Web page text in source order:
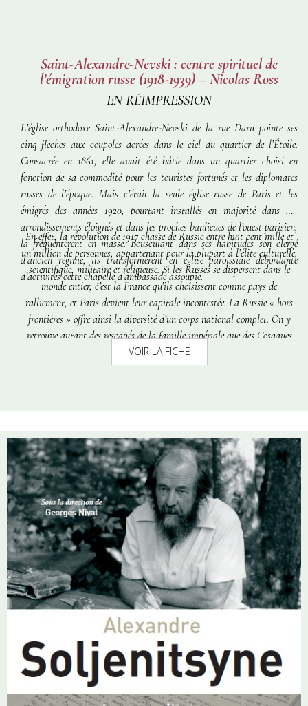
Saint-Alexandre-Nevski : centre spirituel de
l’émigration russe (1918-1939) – Nicolas Ross
EN RÉIMPRESSION
L’église orthodoxe Saint-Alexandre-Nevski de la rue Daru pointe ses
cinq flèches aux coupoles dorées dans le ciel du quartier de l’Étoile.
Consacrée en 1861, elle avait été bâtie dans un quartier choisi en
fonction de sa commodité pour les touristes fortunés et les diplomates
russes de l’époque. Mais c’était la seule église russe de Paris et les
émigrés des années 1920, pourtant installés en majorité dans des
arrondissements éloignés et dans les proches banlieues de l’ouest parisien,
la fréquentèrent en masse. Bousculant dans ses habitudes son clergé
d’ancien régime, ils transformèrent en église paroissiale débordante
d’activités cette chapelle d’ambassade assoupie.
En effet, la révolution de 1917 chasse de Russie entre huit cent mille et
un million de personnes, appartenant pour la plupart à l’élite culturelle,
scientifique, militaire et religieuse. Si les Russes se dispersent dans le
monde entier, c’est la France qu’ils choisissent comme pays de
ralliement, et Paris devient leur capitale incontestée. La Russie « hors
frontières » offre ainsi la diversité d’un corps national complet. On y
retrouve autant des rescapés de la famille impériale que des Cosaques
du Don; de même que des grands intellectuels ou des anciens cadres
administratifs et politiques.
Nicolas Rossdécrit ces douloureuses années d’exil où la vie des émigrés
s’organise autour de Saint-Alexandre-Nevski. Comment et pourquoi le
métropolite Euloge choisit cette église pour en faire sa cathédrale; le
portrait de chacun des membres du clergé qui ont consacré leur vie aux
paroissiens démunis; la composition des chœurs et leur spécificité; le
dévouement des membres du conseil paroissial. Il présente également les
fidèles de la rue Daru. Dans leur pratique ordinaire, mais aussi dans les
grandes occasions qui, telle la nuit pascale, attiraient de véritables
marées humaines dans les rues environnantes.
VOIR LA FICHE